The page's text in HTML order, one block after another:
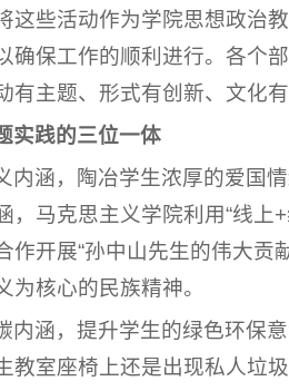
这些活动作为学院思想政治
确保工作的顺利进行。各个
有主题、形式有创新、文化
实践的三位一体
涵，陶冶学生浓厚的爱国
马克思主义学院利用“线上
作开展“孙中山先生的伟大
核心的民族精神。
涵，提升学生的绿色环保意
教室座椅上还是出现私人垃